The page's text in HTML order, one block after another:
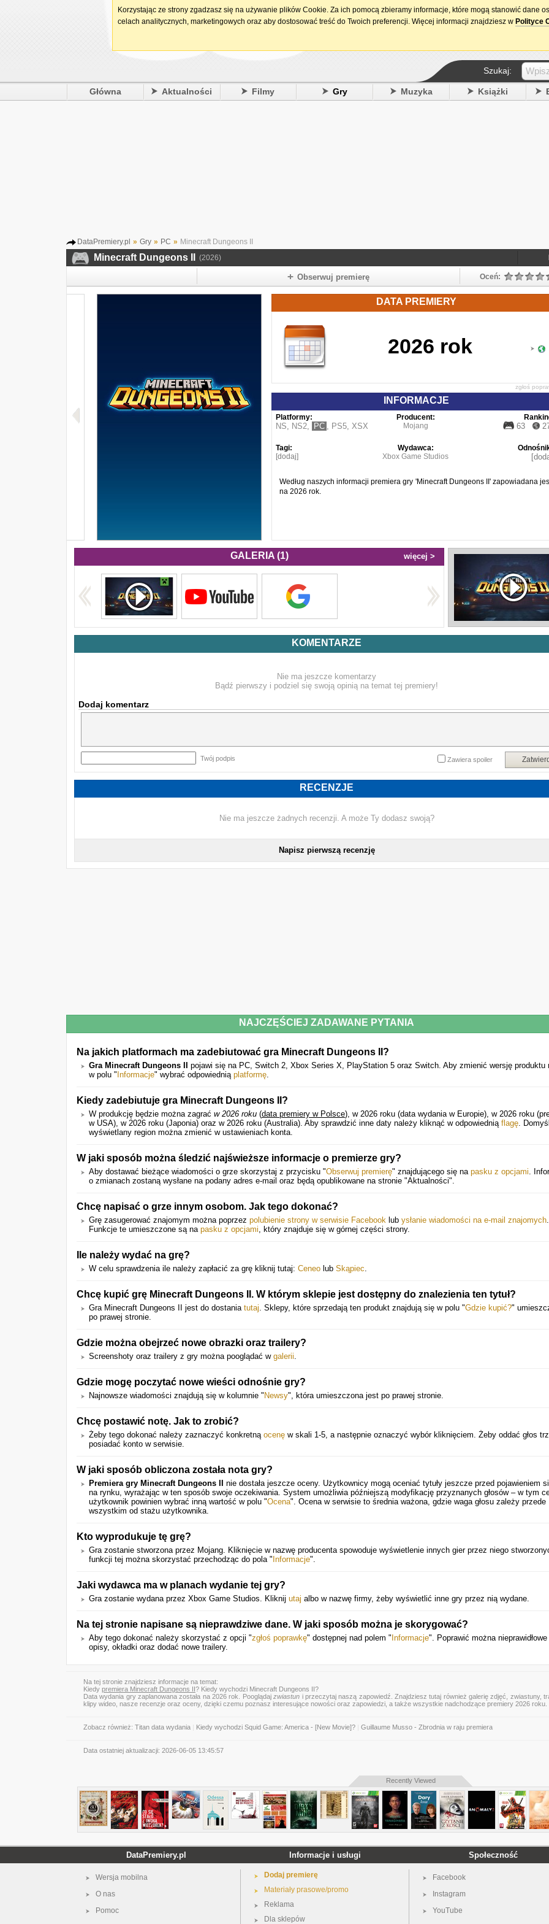
15. urodziny DataPremiery.pl
Szukaj:
Główna Aktualności Filmy Gry Muzyka Książki
DataPremiery.pl » Gry » PC » Minecraft Dungeons II
Minecraft Dungeons II (2026)
Obserwuj premierę Oceń:
DATA PREMIERY
2026 rok
zgłoś
INFORMACJE
Platformy:
NS, NS2, PC , PS5, XSX
Producent:
Mojang
63
Tagi:
[dodaj]
Wydawca:
Xbox Game Studios
Według naszych informacji premiera gry 'Minecraft Dungeons II' zapowiadana
na 2026 rok.
GALERIA (1) więcej >
KOMENTARZE
Nie ma jeszcze komentarzy
Bądź pierwszy i podziel się swoją opinią na temat tej premiery!
Dodaj komentarz
Twój podpis Zawiera spoiler
RECENZJE
Nie ma jeszcze żadnych recenzji. A może Ty dodasz swoją?
Napisz pierwszą recenzję
NAJCZĘŚCIEJ ZADAWANE PYTANIA
Na jakich platformach ma zadebiutować gra Minecraft Dungeons II?
Gra Minecraft Dungeons II
pojawi się na PC, Switch 2, Xbox Series X, PlayStation 5 oraz Switch. Aby zmienić wersję produktu
w polu " Informacje" wybrać odpowiednią platformę.
Kiedy zadebiutuje gra Minecraft Dungeons II?
W produkcję będzie można zagrać w 2026 roku (data premiery w Polsce), w 2026 roku (data wydania w Europie), w 2026 roku
w USA), w 2026 roku (Japonia) oraz w 2026 roku (Australia). Aby sprawdzić inne daty należy kliknąć w odpowiednią flagę.
wyświetlany region można zmienić w ustawieniach konta.
W jaki sposób można śledzić najświeższe informacje o premierze gry?
Aby dostawać bieżące wiadomości o grze skorzystaj z przycisku "Obserwuj premierę" znajdującego się na pasku z opcjami.
o zmianach zostaną wysłane na podany adres e-mail oraz będą opublikowane na stronie "Aktualności".
Chcę napisać o grze innym osobom. Jak tego dokonać?
Grę zasugerować znajomym można poprzez polubienie strony w serwisie Facebook lub ysłanie wiadomości na e-mail znajomych.
Funkcje te umieszczone są na pasku z opcjami, który znajduje się w górnej części strony.
Ile należy wydać na grę?
W celu sprawdzenia ile należy zapłacić za grę kliknij tutaj: Ceneo lub Skąpiec.
Chcę kupić grę Minecraft Dungeons II. W którym sklepie jest dostępny do znalezienia ten tytuł?
Gra Minecraft Dungeons II jest do dostania tutaj. Sklepy, które sprzedają ten produkt znajdują się w polu "Gdzie kupić?"
po prawej stronie.
Gdzie można obejrzeć nowe obrazki oraz trailery?
Screenshoty oraz trailery z gry można pooglądać w galerii.
Gdzie mogę poczytać nowe wieści odnośnie gry?
Najnowsze wiadomości znajdują się w kolumnie " Newsy", która umieszczona jest po prawej stronie.
Chcę postawić notę. Jak to zrobić?
Żeby tego dokonać należy zaznaczyć konkretną ocenę w skali 1-5, a następnie oznaczyć wybór kliknięciem. Żeby oddać głos
posiadać konto w serwisie.
W jaki sposób obliczona została nota gry?
Premiera gry Minecraft Dungeons II
nie dostała jeszcze oceny. Użytkownicy mogą oceniać tytuły jeszcze przed pojawieniem
na rynku, wyrażając w ten sposób swoje oczekiwania. System umożliwia późniejszą modyfikację przyznanych głosów – w tym
użytkownik powinien wybrać inną wartość w polu "Ocena". Ocena w serwisie to średnia ważona, gdzie waga głosu zależy przede
wszystkim od stażu użytkownika.
Kto wyprodukuje tę grę?
Gra zostanie stworzona przez Mojang. Kliknięcie w nazwę producenta spowoduje wyświetlenie innych gier przez niego
funkcji tej można skorzystać przechodząc do pola " Informacje".
Jaki wydawca ma w planach wydanie tej gry?
Gra zostanie wydana przez Xbox Game Studios. Kliknij utaj albo w nazwę firmy, żeby wyświetlić inne gry przez nią wydane.
Na tej stronie napisane są nieprawdziwe dane. W jaki sposób można je skorygować?
Aby tego dokonać należy skorzystać z opcji "zgłoś poprawkę" dostępnej nad polem " Informacje". Poprawić można nieprawidłowe
opisy, okładki oraz dodać nowe trailery.
Na tej stronie znajdziesz informacje na temat:
Kiedy premiera Minecraft Dungeons II? Kiedy wychodzi Minecraft Dungeons II?
Data wydania gry zaplanowana została na 2026 rok. Pooglądajzwiastun i przeczytaj naszą zapowiedź. Znajdziesz tutaj również galerię zdjęć, zwiastuny,
klipy wideo, nasze recenzje oraz oceny, dzięki czemu poznasz interesujące nowości oraz zapowiedzi, a także wszystkie nadchodzące premiery 2026 roku.
Zobacz również: Titan data wydania Kiedy wychodzi Squid Game: America - [New Movie]? Guillaume Musso - Zbrodnia w raju premiera
Data ostatniej aktualizacji: 2026-06-05 13:45:57
Recently Viewed
DataPremiery.pl
Wersja mobilna
O nas
Pomoc
Informacje i usługi
Dodaj premierę
Materiały prasowe/promo
Reklama
Dla sklepów
Społeczność
Facebook
Instagram
YouTube
Korzystając ze strony zgadzasz się na używanie plików Cookie. Za ich pomocą zbieramy informacje, które mogą stanowić dane
celach analitycznych, marketingowych oraz aby dostosować treść do Twoich preferencji. Więcej informacji znajdziesz w Polityce